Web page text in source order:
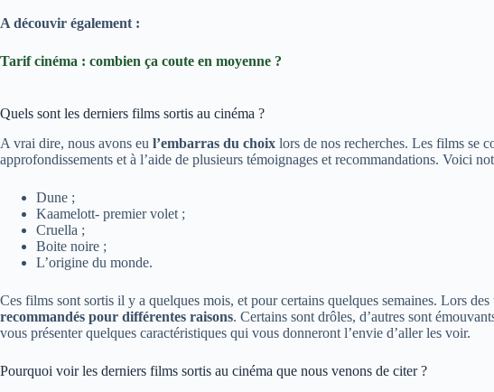
A découvir également :
Tarif cinéma : combien ça coute en moyenne ?
Quels sont les derniers films sortis au cinéma ?
A vrai dire, nous avons eu l’embarras du choix lors de nos recherches. Les films se
approfondissements et à l’aide de plusieurs témoignages et recommandations. Voici
Dune ;
Kaamelott- premier volet ;
Cruella ;
Boite noire ;
L’origine du monde.
Ces films sont sortis il y a quelques mois, et pour certains quelques semaines. Lors
recommandés pour différentes raisons. Certains sont drôles, d’autres sont
vous présenter quelques caractéristiques qui vous donneront l’envie d’aller les voir.
Pourquoi voir les derniers films sortis au cinéma que nous venons de citer ?